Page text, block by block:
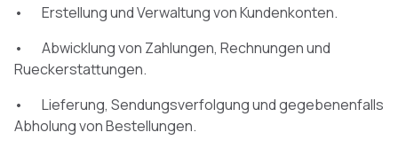
• Erstellung und Verwaltung von Kundenkonten.
• Abwicklung von Zahlungen, Rechnungen und
Rueckerstattungen.
• Lieferung, Sendungsverfolgung und gegebenenfalls
Abholung von Bestellungen.